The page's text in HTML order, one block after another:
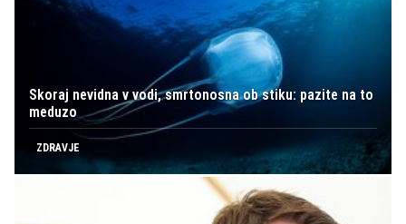
Skoraj nevidna v vodi, smrtonosna ob stiku: pazite na to
meduzo
ZDRAVJE